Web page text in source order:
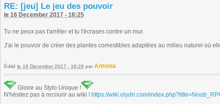
RE: [jeu] Le jeu des pouvoir
le 16 December 2017 - 16:25
Tu ne peux pas t'arrêter et tu t'écrases contre un mur.
J'ai le pouvoir de créer des plantes comestibles adaptées au milieu naturel où
Édité le 16 December 2017 - 16:26 par Antonia
Gloire au Stylo Unique !
N'hésitez pas à recourir au wiki ! https://wiki.olydri.com/